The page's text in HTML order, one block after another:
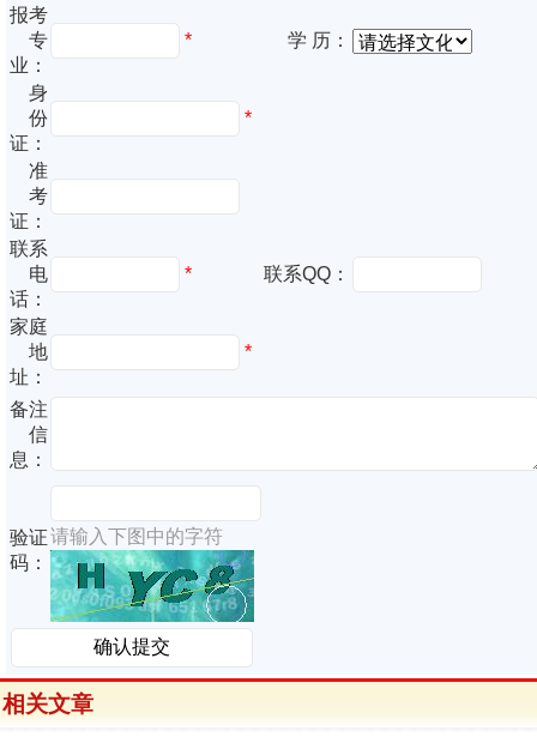
报考
专
业：
* 学 历：
身
份
证：
*
准
考
证：
联系
电
话：
* 联系QQ：
家庭
地
址：
*
备注
信
息：
验证
码：
请输入下图中的字符
相关文章